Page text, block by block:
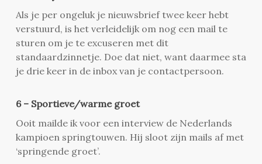
Als je per ongeluk je nieuwsbrief twee keer hebt
verstuurd, is het verleidelijk om nog een mail te
sturen om je te excuseren met dit
standaardzinnetje. Doe dat niet, want daarmee sta
je drie keer in de inbox van je contactpersoon.
6 – Sportieve/warme groet
Ooit mailde ik voor een interview de Nederlands
kampioen springtouwen. Hij sloot zijn mails af met
‘springende groet’.